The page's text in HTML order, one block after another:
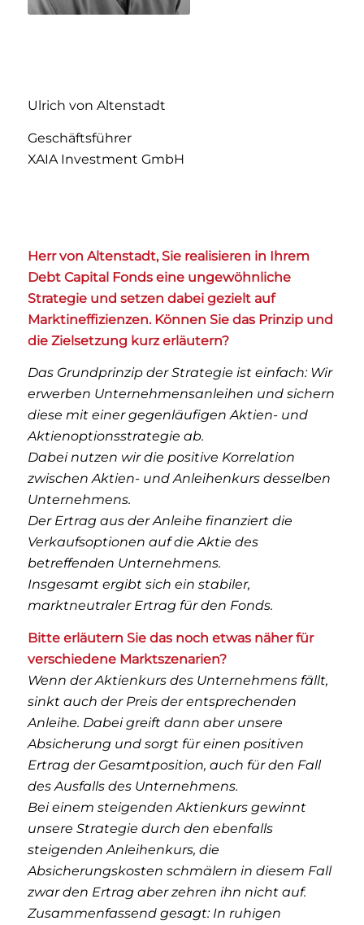
Ulrich von Altenstadt
Geschäftsführer
XAIA Investment GmbH
Herr von Altenstadt, Sie realisieren in Ihrem
Debt Capital Fonds eine ungewöhnliche
Strategie und setzen dabei gezielt auf
Marktineffizienzen. Können Sie das Prinzip und
die Zielsetzung kurz erläutern?
Das Grundprinzip der Strategie ist einfach: Wir
erwer­ben Unternehmensanleihen und sichern
diese mit einer gegenläufigen Aktien- und
Aktienoptionsstrategie ab.
Dabei nutzen wir die positive Korrelation
zwischen Aktien- und Anleihenkurs desselben
Unternehmens.
Der Ertrag aus der Anleihe finanziert die
Verkaufs­optionen auf die Aktie des
betreffenden Unternehmens.
Insgesamt ergibt sich ein stabiler,
marktneutraler Ertrag für den Fonds.
Bitte erläutern Sie das noch etwas näher für
verschiedene Marktszenarien?
Wenn der Aktienkurs des Unternehmens fällt,
sinkt auch der Preis der entsprechenden
Anleihe. Dabei greift dann aber unsere
Absicherung und sorgt für einen positiven
Ertrag der Gesamtposition, auch für den Fall
des Ausfalls des Unternehmens.
Bei einem steigenden Aktienkurs gewinnt
unsere Strategie durch den ebenfalls
steigenden Anleihenkurs, die
Absicherungskosten schmälern in diesem Fall
zwar den Ertrag aber zehren ihn nicht auf.
Zusammenfassend gesagt: In ruhigen